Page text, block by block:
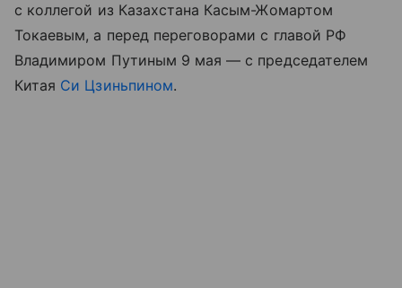
с коллегой из Казахстана Касым-Жомартом
Токаевым, а перед переговорами с главой РФ
Владимиром Путиным 9 мая — с председателем
Китая Си Цзиньпином.